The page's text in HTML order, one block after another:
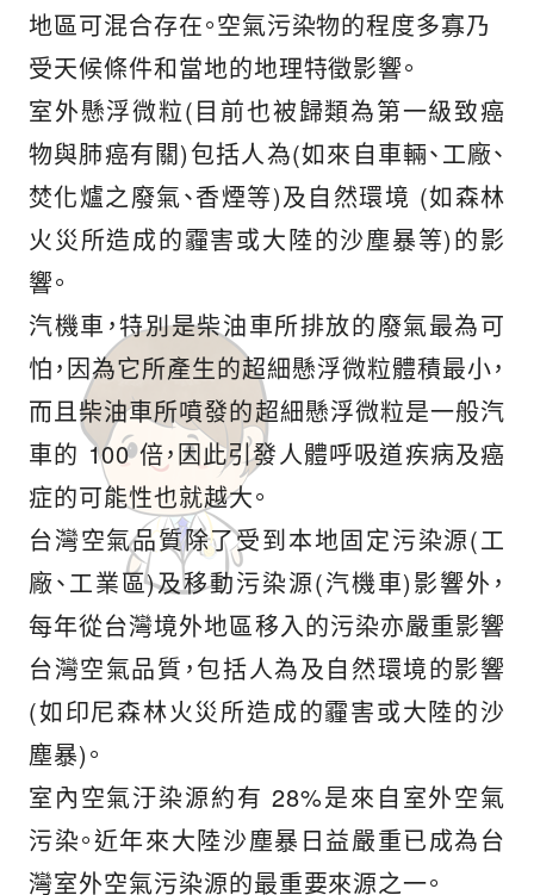
地區可混合存在。空氣污染物的程度多寡乃
受天候條件和當地的地理特徵影響。
室外懸浮微粒(目前也被歸類為第一級致癌
物與肺癌有關)包括人為(如來自車輛、工廠、
焚化爐之廢氣、香煙等)及自然環境 (如森林
火災所造成的霾害或大陸的沙塵暴等)的影
響。
汽機車，特別是柴油車所排放的廢氣最為可
怕，因為它所產生的超細懸浮微粒體積最小，
而且柴油車所噴發的超細懸浮微粒是一般汽
車的 100 倍，因此引發人體呼吸道疾病及癌
症的可能性也就越大。
台灣空氣品質除了受到本地固定污染源(工
廠、工業區)及移動污染源(汽機車)影響外，
每年從台灣境外地區移入的污染亦嚴重影響
台灣空氣品質，包括人為及自然環境的影響
(如印尼森林火災所造成的霾害或大陸的沙
塵暴)。
室內空氣汙染源約有 28%是來自室外空氣
污染。近年來大陸沙塵暴日益嚴重已成為台
灣室外空氣污染源的最重要來源之一。